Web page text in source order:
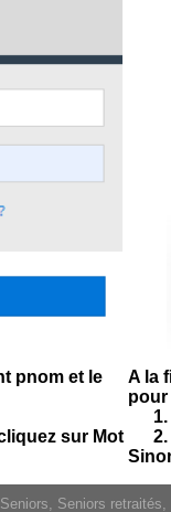
pnom et le
sur Mot
A la
pour
Seniors